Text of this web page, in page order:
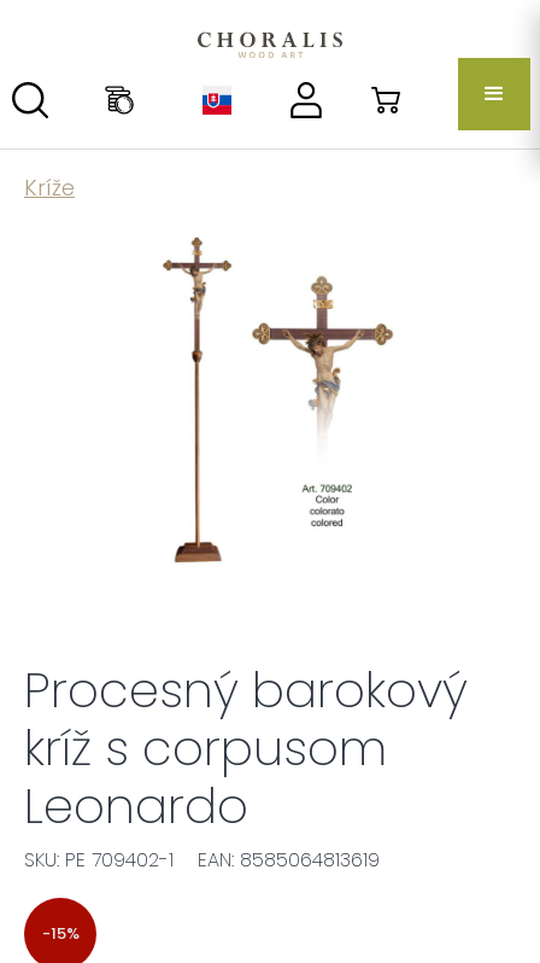
Kríže
Procesný barokový
kríž s corpusom
Leonardo
SKU: PE 709402-1 EAN: 8585064813619
-15%